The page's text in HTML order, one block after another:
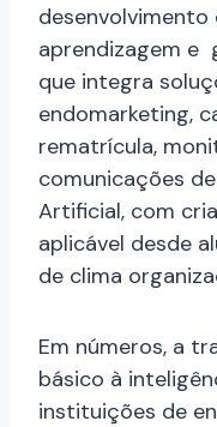
aprendizagem e
que integra
endomarketing,
rematrícula,
comunicações
Artificial, com
aplicável desde
de clima
Em números, a
básico à
instituições de